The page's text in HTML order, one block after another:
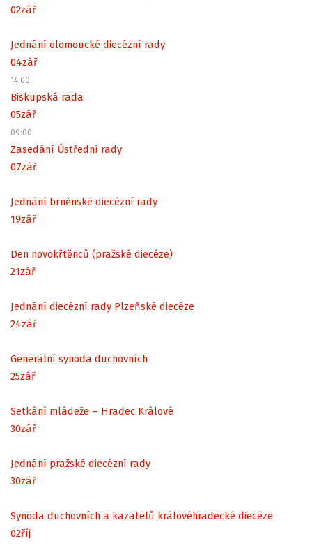
02zář
Jednání olomoucké diecézní rady
04zář
14:00
Biskupská rada
05zář
09:00
Zasedání Ústřední rady
07zář
Jednání brněnské diecézní rady
19zář
Den novokřtěnců (pražské diecéze)
21zář
Jednání diecézní rady Plzeňské diecéze
24zář
Generální synoda duchovních
25zář
Setkání mládeže – Hradec Králové
30zář
Jednání pražské diecézní rady
30zář
Synoda duchovních a kazatelů královéhradecké diecéze
02říj